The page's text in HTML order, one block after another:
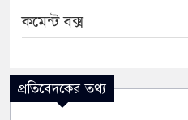
কমেন্ট বক্স
প্রতিবেদকের তথ্য